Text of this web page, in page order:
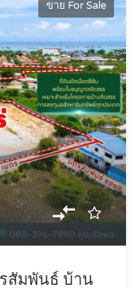
ขาย For Sale
สัมพันธ์ บ้าน